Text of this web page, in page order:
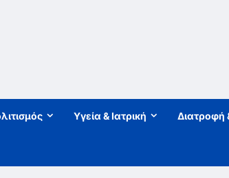
Υγεία & Ιατρική Διατροφή